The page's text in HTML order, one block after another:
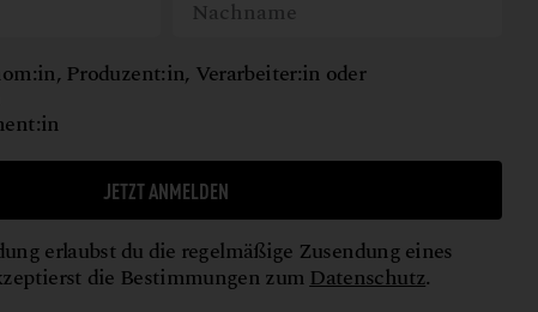
Produzent:in, Verarbeiter:in oder
JETZT ANMELDEN
erlaubst du die regelmäßige Zusendung eines
die Bestimmungen zumDatenschutz.